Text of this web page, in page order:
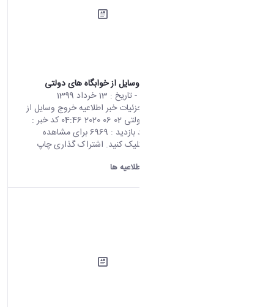
اطلاعیه خروج وسایل از خوابگاه های دولتی
- تاریخ : 13 خرداد 1399
صفحه اصلی جزئیات خبر اطلاعیه خروج وسایل از
خوابگاه های دولتی 02 06 2020 04:46 کد خبر :
701758 تعداد بازدید : 6969 برای مشاهده
اطلاعیه اینجا کلیک کنید. اشتراک گذاری چاپ
اطلاعیه ها